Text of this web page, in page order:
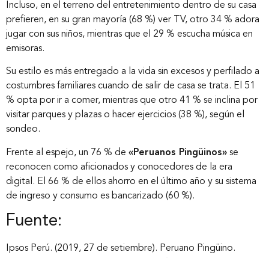
Incluso, en el terreno del entretenimiento dentro de su casa
prefieren, en su gran mayoría (68 %) ver TV, otro 34 % adora
jugar con sus niños, mientras que el 29 % escucha música en
emisoras.
Su estilo es más entregado a la vida sin excesos y perfilado a
costumbres familiares cuando de salir de casa se trata. El 51
% opta por ir a comer, mientras que otro 41 % se inclina por
visitar parques y plazas o hacer ejercicios (38 %), según el
sondeo.
Frente al espejo, un 76 % de «Peruanos Pingüinos» se
reconocen como aficionados y conocedores de la era
digital. El 66 % de ellos ahorro en el último año y su sistema
de ingreso y consumo es bancarizado (60 %).
Fuente:
Ipsos Perú. (2019, 27 de setiembre). Peruano Pingüino.